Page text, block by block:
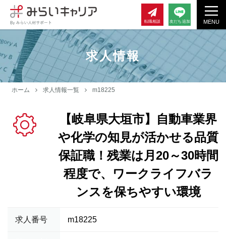
MENU
転職相談 友だち追加
求人情報
ホーム 求人情報一覧 m18225
【岐阜県大垣市】自動車業界
や化学の知見が活かせる品質
保証職！残業は月20～30時間
程度で、ワークライフバラ
ンスを保ちやすい環境
求人番号 m18225